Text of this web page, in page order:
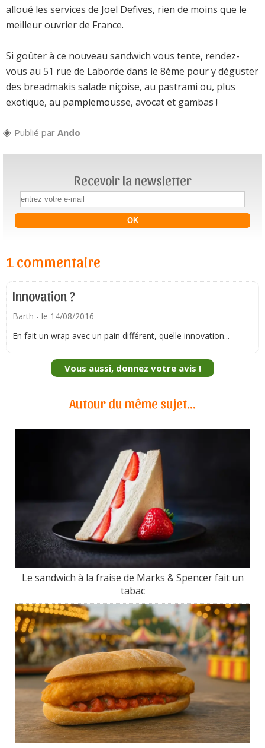
alloué les services de Joel Defives, rien de moins que le
meilleur ouvrier de France.
Si goûter à ce nouveau sandwich vous tente, rendez-
vous au 51 rue de Laborde dans le 8ème pour y déguster
des breadmakis salade niçoise, au pastrami ou, plus
exotique, au pamplemousse, avocat et gambas !
Publié par Ando
Recevoir la newsletter
1 commentaire
Innovation ?
Barth - le 14/08/2016
En fait un wrap avec un pain différent, quelle innovation...
Vous aussi, donnez votre avis !
Autour du même sujet...
Le sandwich à la fraise de Marks & Spencer fait un
tabac